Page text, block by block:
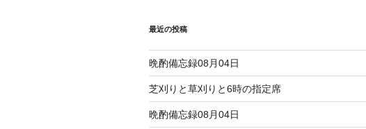
最近の投稿
晩酌備忘録08月04日
芝刈りと草刈りと6時の指定席
晩酌備忘録08月04日